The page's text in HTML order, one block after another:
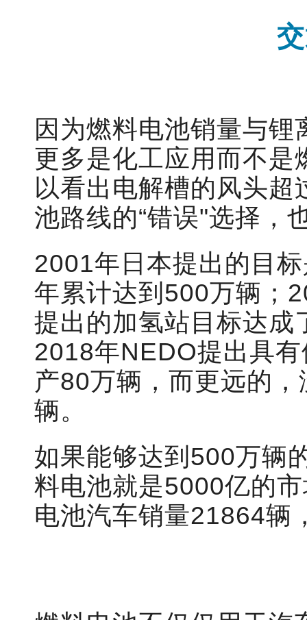
因为燃料电池销量与
更多是化工应用而不是
以看出电解槽的风头
池路线的“错误"选择，
2001年日本提出的目
年累计达到500万辆；
提出的加氢站目标达成
2018年NEDO提出具
产80万辆，而更远的
辆。
如果能够达到500万辆
料电池就是5000亿的
电池汽车销量21864辆